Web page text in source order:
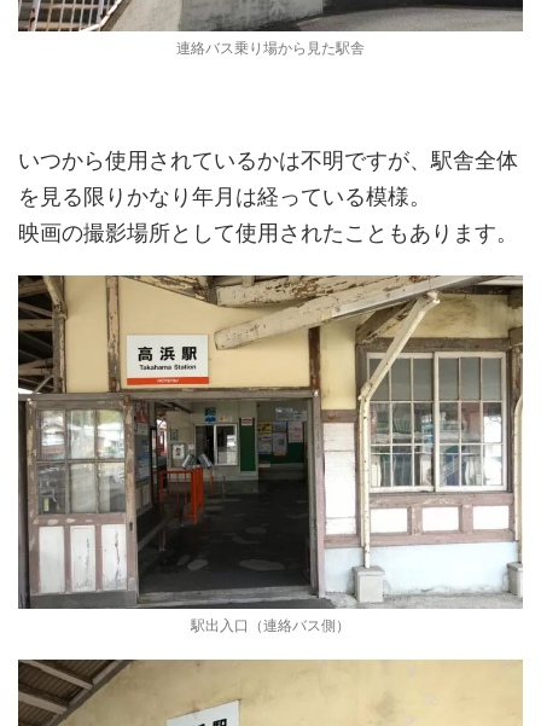
連絡バス乗り場から見た駅舎
いつから使用されているかは不明ですが、駅舎全体
を見る限りかなり年月は経っている模様。
映画の撮影場所として使用されたこともあります。
駅出入口（連絡バス側）